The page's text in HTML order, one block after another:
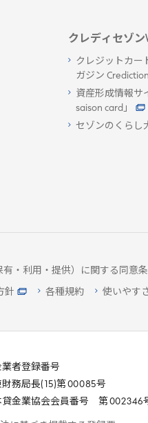
クレディセゾン
クレジットカー
ガジン
資産形成情報サ
saison card」
セゾンのくらし
・利用・提供）に関する同意
針 各種規約 使いやす
業者登録番号
財務局長(
15)第 00085号
貸金業協会会員番号 第 002346